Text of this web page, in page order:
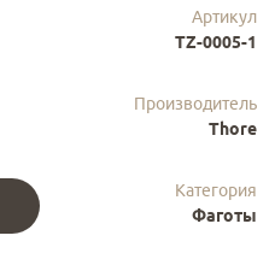
Артикул
TZ-0005-1
Производитель
Thore
Категория
Фаготы